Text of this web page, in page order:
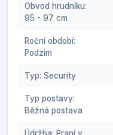
Obvod hrudníku:
95 - 97 cm
Roční období:
Podzim
Typ: Security
Typ postavy:
Běžná postava
Údržba: Praní v